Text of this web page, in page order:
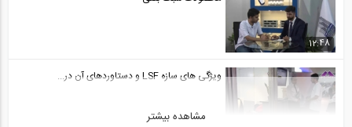
12:48
ویژگی های سازه LSF و دستاوردهای آن در...
مشاهده بیشتر